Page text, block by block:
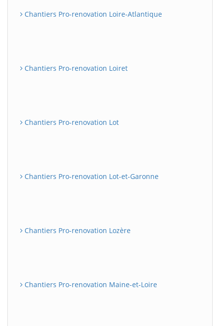
Chantiers Pro-renovation Loire-Atlantique
Chantiers Pro-renovation Loiret
Chantiers Pro-renovation Lot
Chantiers Pro-renovation Lot-et-Garonne
Chantiers Pro-renovation Lozère
Chantiers Pro-renovation Maine-et-Loire